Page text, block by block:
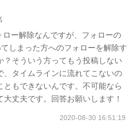
ロー解除なんですが、フォローの
しまった方へのフォローを解除す
？そういう方ってもう投稿しない
、タイムラインに流れてこないの
ともできないんです。不可能なら
丈夫です。回答お願いします！
2020-08-30 16:51:19